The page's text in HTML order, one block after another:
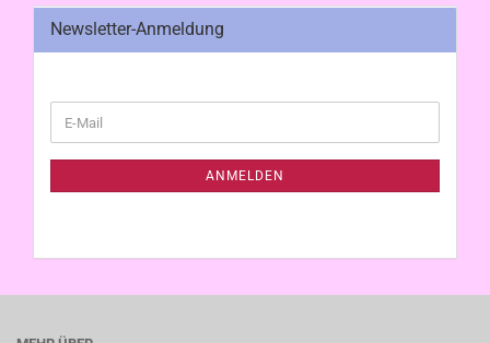
Newsletter-Anmeldung
ZUR
E-
Mail
ANMELDEN